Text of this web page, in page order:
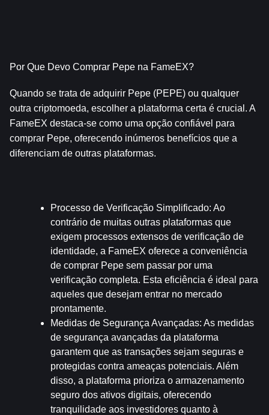
Por Que Devo Comprar Pepe na FameEX?
Quando se trata de adquirir Pepe (PEPE) ou qualquer
outra criptomoeda, escolher a plataforma certa é crucial. A
FameEX destaca-se como uma opção confiável para
comprar Pepe, oferecendo inúmeros benefícios que a
diferenciam de outras plataformas.
Processo de Verificação Simplificado: Ao
contrário de muitas outras plataformas que
exigem processos extensos de verificação de
identidade, a FameEX oferece a conveniência
de comprar Pepe sem passar por uma
verificação completa. Esta eficiência é ideal para
aqueles que desejam entrar no mercado
prontamente.
Medidas de Segurança Avançadas: As medidas
de segurança avançadas da plataforma
garantem que as transações sejam seguras e
protegidas contra ameaças potenciais. Além
disso, a plataforma prioriza o armazenamento
seguro dos ativos digitais, oferecendo
tranquilidade aos investidores quanto à